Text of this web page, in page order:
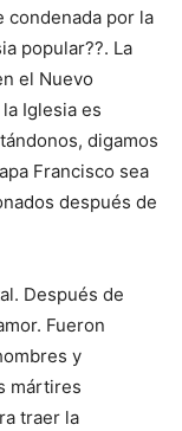
condenada por la
popular??. La
el Nuevo
Iglesia es
digamos
Francisco sea
después de
Después de
Fueron
y
mártires
traer la